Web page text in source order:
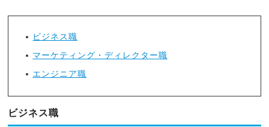
ビジネス職
マーケティング・ディレクター職
エンジニア職
ビジネス職